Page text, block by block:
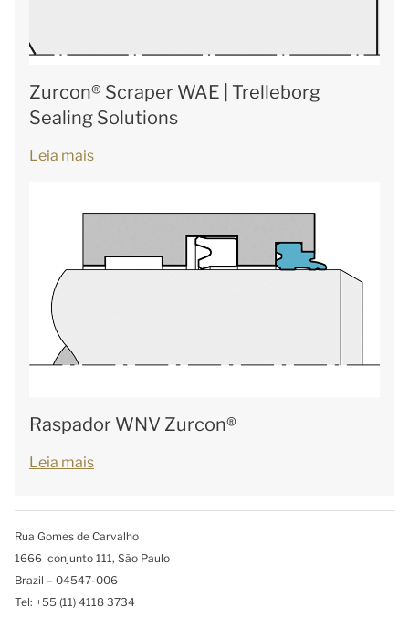
Zurcon® Scraper WAE | Trelleborg
Sealing Solutions
Leia mais
Raspador WNV Zurcon®
Leia mais
Rua Gomes de Carvalho
1666 conjunto 111, São Paulo
Brazil – 04547-006
Tel: +55 (11) 4118 3734